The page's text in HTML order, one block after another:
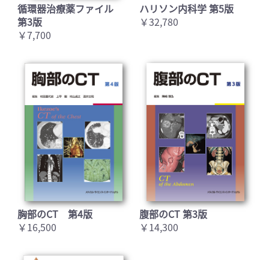
循環器治療薬ファイル
第3版
￥7,700
ハリソン内科学 第5版
￥32,780
胸部のCT 第4版
￥16,500
腹部のCT 第3版
￥14,300